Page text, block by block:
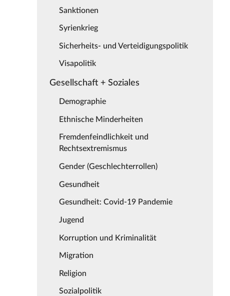
Sanktionen
Syrienkrieg
Sicherheits- und Verteidigungspolitik
Visapolitik
Gesellschaft + Soziales
Demographie
Ethnische Minderheiten
Fremdenfeindlichkeit und
Rechtsextremismus
Gender (Geschlechterrollen)
Gesundheit
Gesundheit: Covid-19 Pandemie
Jugend
Korruption und Kriminalität
Migration
Religion
Sozialpolitik